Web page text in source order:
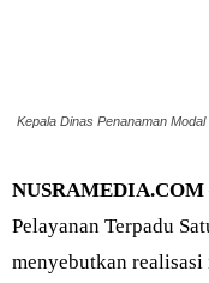
Kepala Dinas Penanaman
NUSRAMEDIA.COM
Pelayanan Terpadu
menyebutkan